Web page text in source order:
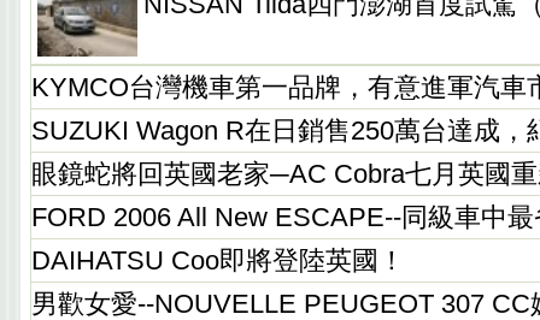
KYMCO台灣機車第一品牌，有意進軍汽車
SUZUKI Wagon R在日銷售250萬台達成，
眼鏡蛇將回英國老家─AC Cobra七月英國
FORD 2006 All New ESCAPE--同級車中
DAIHATSU Coo即將登陸英國！
男歡女愛--NOUVELLE PEUGEOT 307 CC